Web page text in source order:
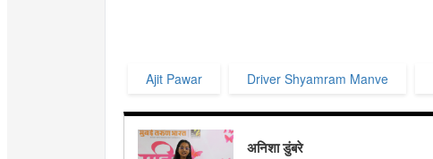
Ajit Pawar Driver Shyamram Manve
अनिशा डुंबरे